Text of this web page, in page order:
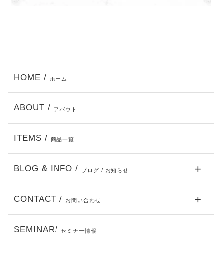
HOME / ホーム
ABOUT / アバウト
ITEMS / 商品一覧
BLOG & INFO / ブログ / お知らせ
CONTACT / お問い合わせ
SEMINAR/ セミナー情報